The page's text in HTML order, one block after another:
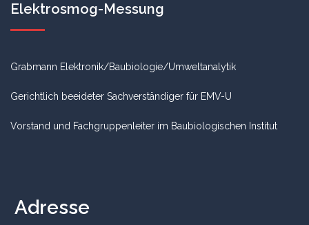
Elektrosmog-Messung
Grabmann Elektronik/Baubiologie/Umweltanalytik
Gerichtlich beeideter Sachverständiger für EMV-U
Vorstand und Fachgruppenleiter im Baubiologischen Institut
Adresse